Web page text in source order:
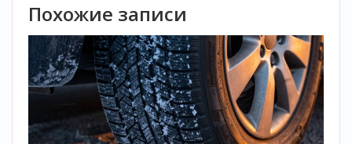
Похожие записи